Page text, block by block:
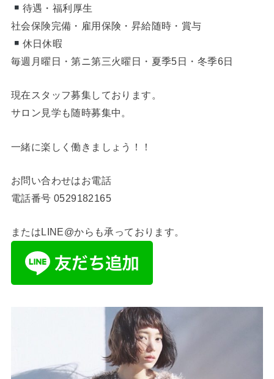
待遇・福利厚生
社会保険完備・雇用保険・昇給随時・賞与
休日休暇
毎週月曜日・第ニ第三火曜日・夏季5日・冬季6日
現在スタッフ募集しております。
サロン見学も随時募集中。
一緒に楽しく働きましょう！！
お問い合わせはお電話
電話番号 0529182165
またはLINE@からも承っております。